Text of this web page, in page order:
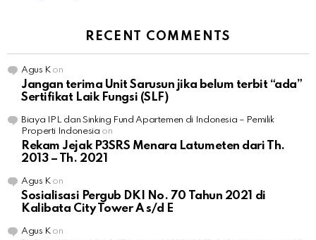
RECENT COMMENTS
Agus Kon
Jangan terima Unit Sarusun jika belum terbit “ada”
Sertifikat Laik Fungsi (SLF)
Biaya IPL dan Sinking Fund Apartemen di Indonesia – Pemilik
Properti Indonesia on
Rekam Jejak P3SRS Menara Latumeten dari Th.
2013 – Th. 2021
Agus Kon
Sosialisasi Pergub DKI No. 70 Tahun 2021 di
Kalibata City Tower A s/d E
Agus Kon